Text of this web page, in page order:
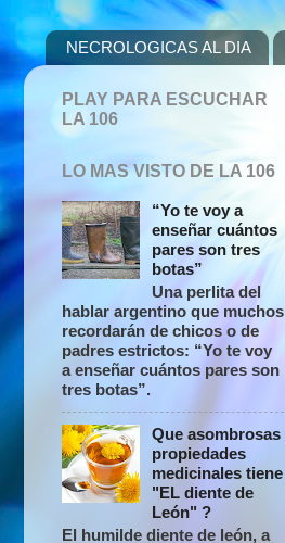
NECROLOGICAS AL DIA
PLAY PARA ESCUCHAR
LA 106
LO MAS VISTO DE LA 106
“Yo te voy a
enseñar cuántos
pares son tres
botas”
Una perlita del
hablar argentino que muchos
recordarán de chicos o de
padres estrictos: “Yo te voy
a enseñar cuántos pares son
tres botas”.
Que asombrosas
propiedades
medicinales tiene
"EL diente de
León" ?
El humilde diente de león, a